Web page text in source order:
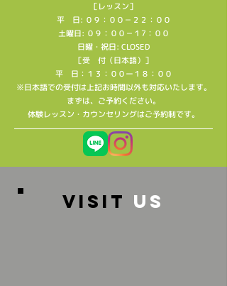
［レッスン］
平 日: ０９：００－２２：００
土曜日: ０９：００－１7：００
日曜・祝日: CLOSED
［受 付（日本語）］
平 日：１３：００ー１８：００
※日本語での受付は上記お時間以外も対応いたします。
​まずは、ご予約ください。
​体験レッスン・カウンセリングはご予約制です。
VISIT US